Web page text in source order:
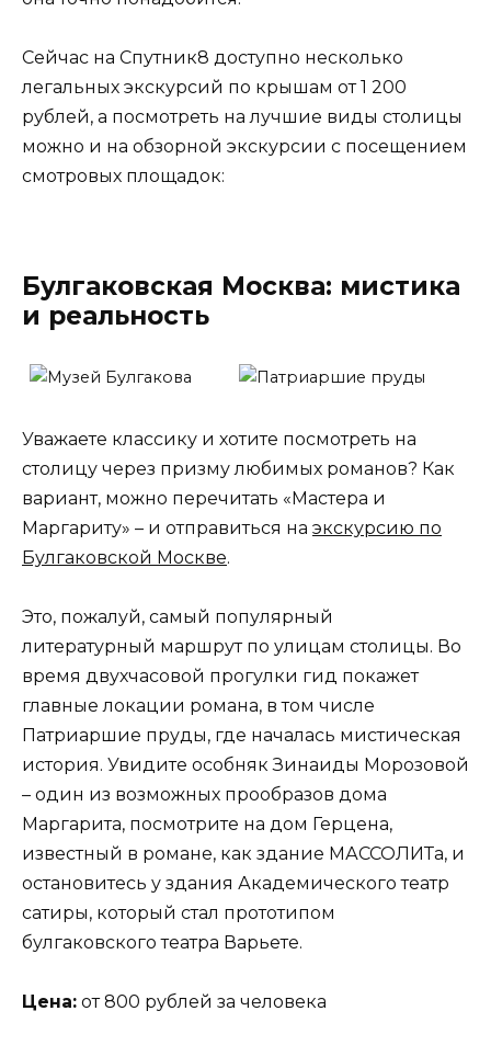
Сейчас на Спутник8 доступно несколько
легальных экскурсий по крышам от 1 200
рублей, а посмотреть на лучшие виды столицы
можно и на обзорной экскурсии с посещением
смотровых площадок:
Булгаковская Москва: мистика
и реальность
Уважаете классику и хотите посмотреть на
столицу через призму любимых романов? Как
вариант, можно перечитать «Мастера и
Маргариту» – и отправиться на экскурсию по
Булгаковской Москве.
Это, пожалуй, самый популярный
литературный маршрут по улицам столицы. Во
время двухчасовой прогулки гид покажет
главные локации романа, в том числе
Патриаршие пруды, где началась мистическая
история. Увидите особняк Зинаиды Морозовой
– один из возможных прообразов дома
Маргарита, посмотрите на дом Герцена,
известный в романе, как здание МАССОЛИТа, и
остановитесь у здания Академического театр
сатиры, который стал прототипом
булгаковского театра Варьете.
Цена: от 800 рублей за человека